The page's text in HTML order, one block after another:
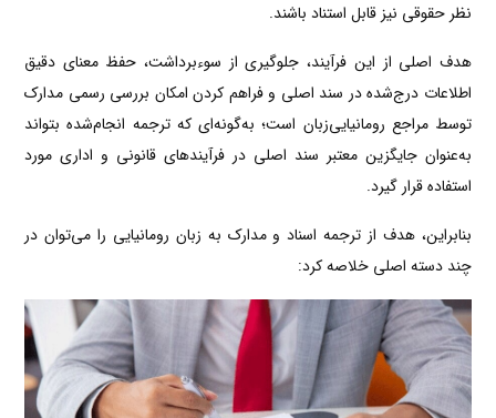
نظر حقوقی نیز قابل استناد باشند.
هدف اصلی از این فرآیند، جلوگیری از سوءبرداشت، حفظ معنای دقیق
اطلاعات درج‌شده در سند اصلی و فراهم کردن امکان بررسی رسمی مدارک
توسط مراجع رومانیایی‌زبان است؛ به‌گونه‌ای که ترجمه انجام‌شده بتواند
به‌عنوان جایگزین معتبر سند اصلی در فرآیندهای قانونی و اداری مورد
استفاده قرار گیرد.
بنابراین، هدف از ترجمه اسناد و مدارک به زبان رومانیایی را می‌توان در
چند دسته اصلی خلاصه کرد: